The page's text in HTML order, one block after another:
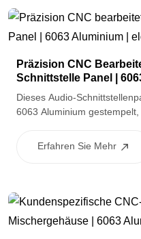
Präzision CNC
Schnittstelle Panel |
Dieses Audio-
6063 Aluminium
eloxierte Oberfläche bietet
Erfahren Sie Mehr